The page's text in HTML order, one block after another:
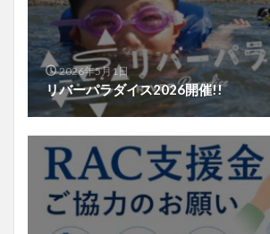
2026年5月1日
リバーパラダイス2026開催!!